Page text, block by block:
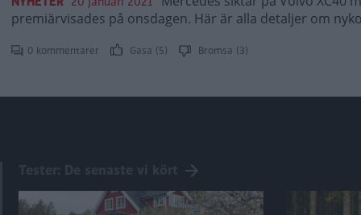
premiärvisades på onsdagen. Här är alla detaljer om
0 kommentarer Gasa (5) Bromsa (3)